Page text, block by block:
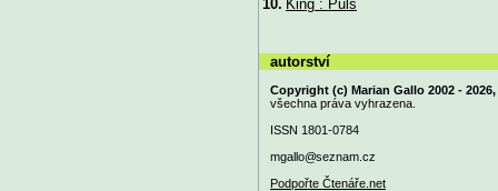
10. King : Puls
autorství
Copyright (c) Marian Gallo 2002 - 2026,
všechna práva vyhrazena.
ISSN 1801-0784
mgallo@seznam.cz
Podpořte Čtenáře.net